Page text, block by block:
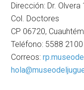
Dirección: Dr. Olvera
Col. Doctores
CP 06720,
Teléfono: 5588 2100
Correos: